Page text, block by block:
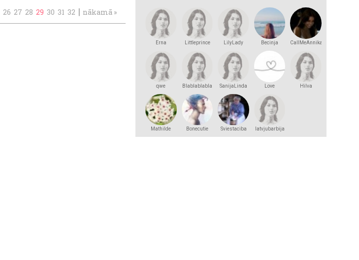
26 27 28 29 30 31 32 | nākamā »
Erna Littleprince LilyLady Becinja CallMeAnnika
qwe Blablablabla SanijaLinda Love Hilva
Mathilde Bonecutie Sviestaciba latvjubarbija